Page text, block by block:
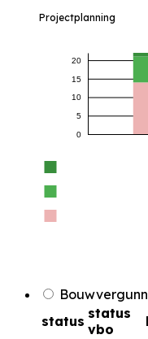
Projectplanning
0
5
10
15
20
status status
vbo